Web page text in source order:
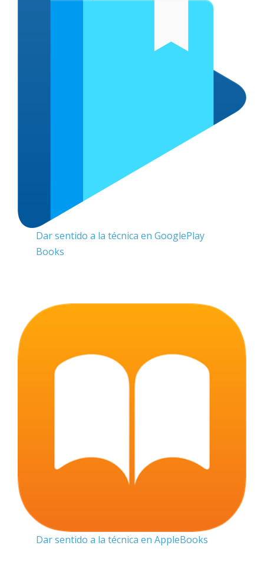
Dar sentido a la técnica en GooglePlay
Books
Dar sentido a la técnica en AppleBooks